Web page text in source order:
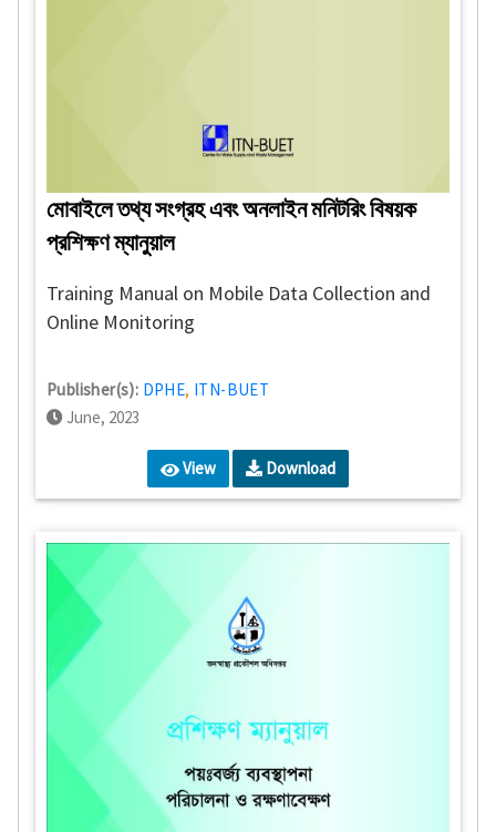
মোবাইলে তথ্য সংগ্রহ এবং অনলাইন মনিটরিং বিষয়ক
প্রশিক্ষণ ম্যানুয়াল
Training Manual on Mobile Data Collection and
Online Monitoring
Publisher(s): DPHE, ITN-BUET
June, 2023
View Download